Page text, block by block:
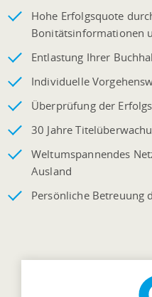
Hohe Erfolgsquote
Bonitätsinformationen
Entlastung Ihrer
Individuelle
Überprüfung der
30 Jahre
Weltumspannendes
Ausland
Persönliche Betreuung